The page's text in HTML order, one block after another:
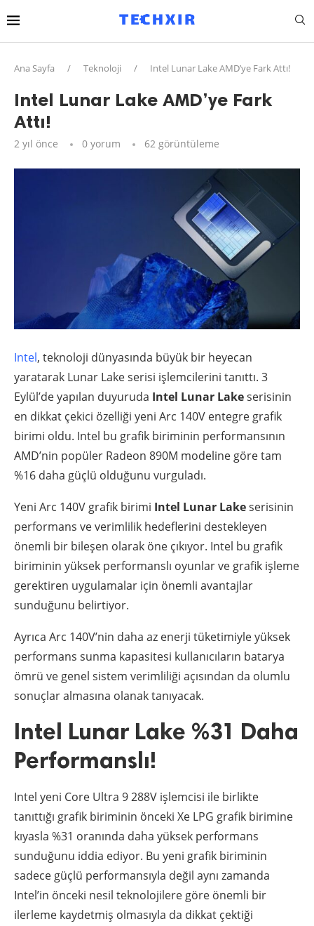
Ana Sayfa / Teknoloji / Intel Lunar Lake AMD’ye Fark Attı!
Intel Lunar Lake AMD’ye Fark
Attı!
2 yıl önce 0 yorum 62 görüntüleme
Intel, teknoloji dünyasında büyük bir heyecan
yaratarak Lunar Lake serisi işlemcilerini tanıttı. 3
Eylül’de yapılan duyuruda Intel Lunar Lakeserisinin
en dikkat çekici özelliği yeni Arc 140V entegre grafik
birimi oldu. Intel bu grafik biriminin performansının
AMD’nin popüler Radeon 890M modeline göre tam
%16 daha güçlü olduğunu vurguladı.
Yeni Arc 140V grafik birimi Intel Lunar Lakeserisinin
performans ve verimlilik hedeflerini destekleyen
önemli bir bileşen olarak öne çıkıyor. Intel bu grafik
biriminin yüksek performanslı oyunlar ve grafik işleme
gerektiren uygulamalar için önemli avantajlar
sunduğunu belirtiyor.
Ayrıca Arc 140V’nin daha az enerji tüketimiyle yüksek
performans sunma kapasitesi kullanıcıların batarya
ömrü ve genel sistem verimliliği açısından da olumlu
sonuçlar almasına olanak tanıyacak.
Intel Lunar Lake %31 Daha
Performanslı!
Intel yeni Core Ultra 9 288V işlemcisi ile birlikte
tanıttığı grafik biriminin önceki Xe LPG grafik birimine
kıyasla %31 oranında daha yüksek performans
sunduğunu iddia ediyor. Bu yeni grafik biriminin
sadece güçlü performansıyla değil aynı zamanda
Intel’in önceki nesil teknolojilere göre önemli bir
ilerleme kaydetmiş olmasıyla da dikkat çektiği